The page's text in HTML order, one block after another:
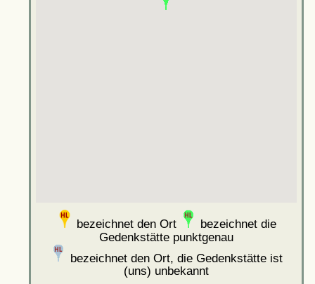
bezeichnet den Ort
bezeichnet die
Gedenkstätte punktgenau
bezeichnet den Ort, die Gedenkstätte ist
(uns) unbekannt